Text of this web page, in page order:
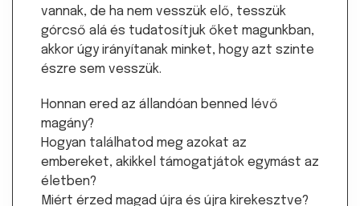
vannak, de ha nem vesszük elő, tesszük
górcső alá és tudatosítjuk őket magunkban,
akkor úgy irányítanak minket, hogy azt szinte
észre sem vesszük.
Honnan ered az állandóan benned lévő
magány?
Hogyan találhatod meg azokat az
embereket, akikkel támogatjátok egymást az
életben?
Miért érzed magad újra és újra kirekesztve?